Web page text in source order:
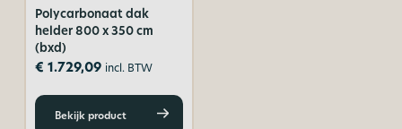
Polycarbonaat dak
helder 800 x 350 cm
(bxd)
€ 1.729,09 incl. BTW
Bekijk product